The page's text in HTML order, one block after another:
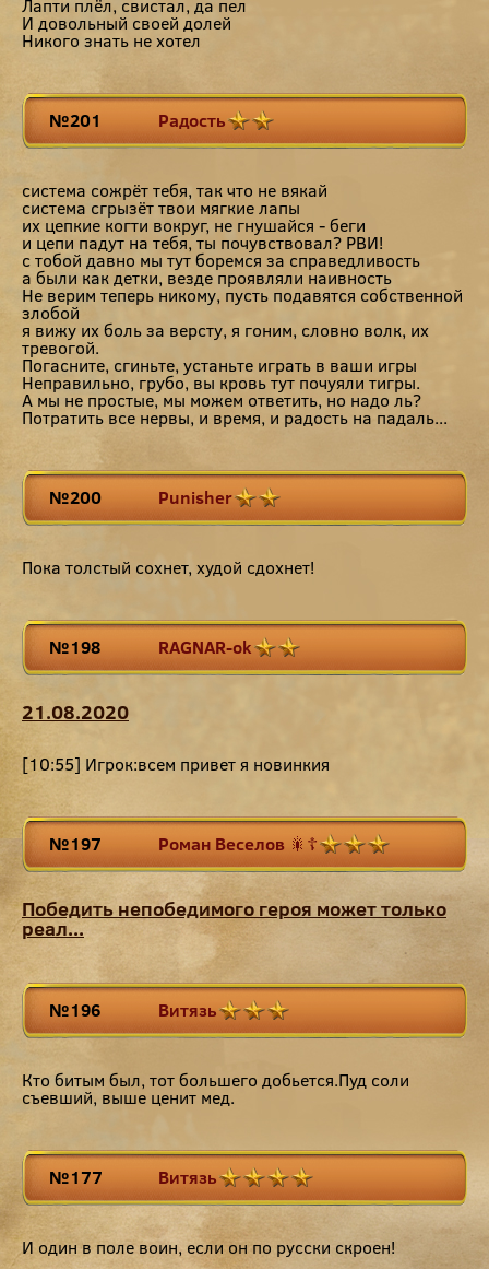
Лапти плёл, свистал, да пел
И довольный своей долей
Никого знать не хотел
№201 Радость
система сожрёт тебя, так что не вякай
система сгрызёт твои мягкие лапы
их цепкие когти вокруг, не гнушайся - беги
и цепи падут на тебя, ты почувствовал? РВИ!
с тобой давно мы тут боремся за справедливость
а были как детки, везде проявляли наивность
Не верим теперь никому, пусть подавятся собственной
злобой
я вижу их боль за версту, я гоним, словно волк, их
тревогой.
Погасните, сгиньте, устаньте играть в ваши игры
Неправильно, грубо, вы кровь тут почуяли тигры.
А мы не простые, мы можем ответить, но надо ль?
Потратить все нервы, и время, и радость на падаль...
№200 Punisher
Пока толстый сохнет, худой сдохнет!
№198 RAGNAR-ok
21.08.2020
[10:55] Игрок:всем привет я новинкия
№197 Poмaн Beceлов 🎇☦
Победить непобедимого героя может только
реал...
№196 Витязь
Кто битым был, тот большего добьется.Пуд соли
съевший, выше ценит мед.
№177 Витязь
И один в поле воин, если он по русски скроен!